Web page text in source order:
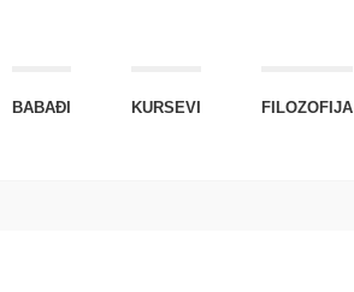
BABAĐI KURSEVI FILOZOFIJA